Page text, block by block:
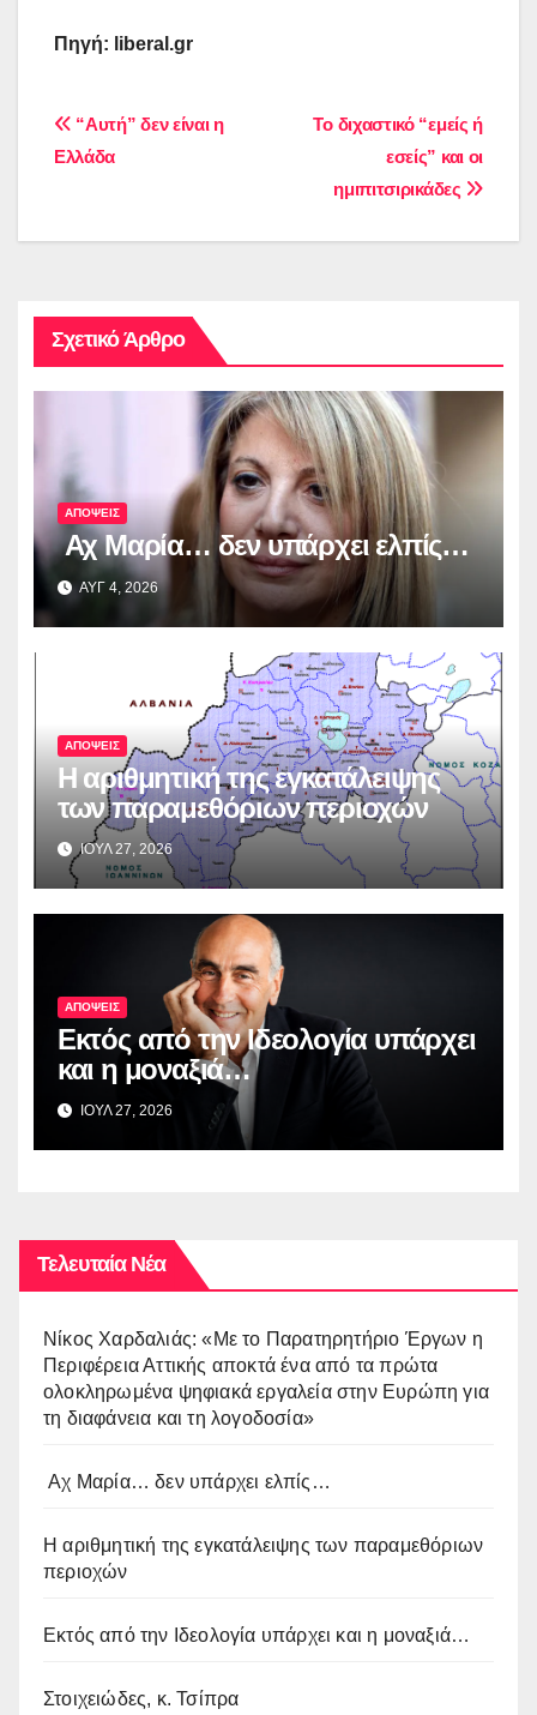
Πηγή: liberal .gr
Πλοήγηση
Το διχαστικό “εμείς ή
εσείς” και οι
ημιπιτσιρικάδες
“Αυτή” δεν είναι η
Ελλάδα
Σχετικό Άρθρο
ΑΠΟΨΕΙΣ
Αχ Μαρία… δεν υπάρχει ελπίς…
ΑΥΓ 4, 2026
ΑΠΟΨΕΙΣ
Η αριθμητική της εγκατάλειψης
των παραμεθόριων περιοχών
ΙΟΥΛ 27, 2026
ΑΠΟΨΕΙΣ
Εκτός από την Ιδεολογία υπάρχει
και η μοναξιά…
ΙΟΥΛ 27, 2026
Τελευταία Νέα
Νίκος Χαρδαλιάς: «Με το Παρατηρητήριο Έργων η
Περιφέρεια Αττικής αποκτά ένα από τα πρώτα
ολοκληρωμένα ψηφιακά εργαλεία στην Ευρώπη για
τη διαφάνεια και τη λογοδοσία»
Αχ Μαρία… δεν υπάρχει ελπίς…
Η αριθμητική της εγκατάλειψης των παραμεθόριων
περιοχών
Εκτός από την Ιδεολογία υπάρχει και η μοναξιά…
Στοιχειώδες, κ. Τσίπρα